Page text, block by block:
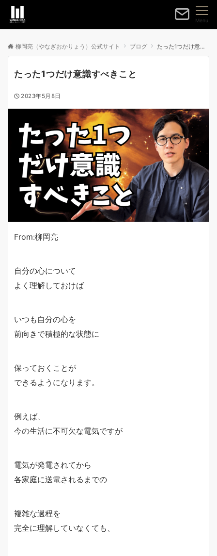
Menu
柳岡亮（やなぎおかりょう）公式サイト ブログ たった1つだけ意識すべきこと
たった1つだけ意識すべきこと
2023年5月8日
From:柳岡亮
自分の心について
よく理解しておけば
いつも自分の心を
前向きで積極的な状態に
保っておくことが
できるようになります。
例えば、
今の生活に不可欠な電気ですが
電気が発電されてから
各家庭に送電されるまでの
複雑な過程を
完全に理解していなくても、